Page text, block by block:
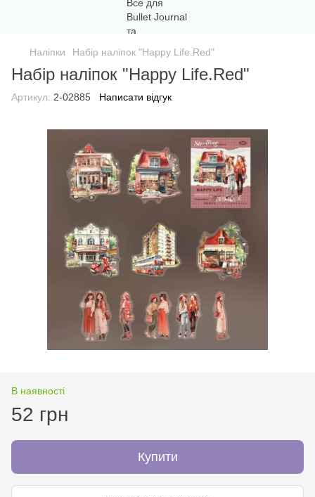
Наліпки Набір наліпок "Happy Life.Red"
Набір наліпок "Happy Life.Red"
Артикул: 2-02885 Написати відгук
В наявності
52 грн
Купити